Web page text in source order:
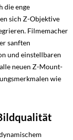
die enge
sich Z-Objektive
Filmemacher
sanften
und einstellbaren
neuen Z-Mount-
wie